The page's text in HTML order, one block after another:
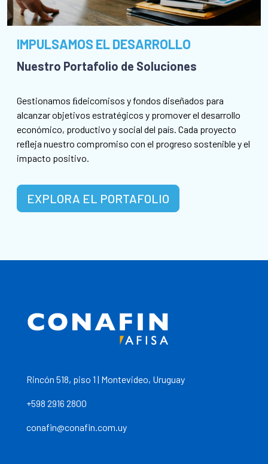
IMPULSAMOS EL DESARROLLO
Nuestro Portafolio de Soluciones
Gestionamos ﬁdeicomisos y fondos diseñados para
alcanzar objetivos estratégicos y promover el desarrollo
económico, productivo y social del país. Cada proyecto
reﬂeja nuestro compromiso con el progreso sostenible y el
impacto positivo.
EXPLORA EL PORTAFOLIO
Rincón 518, piso 1 | Montevideo, Uruguay
+598 2916 2800
conafin@conafin.com.uy